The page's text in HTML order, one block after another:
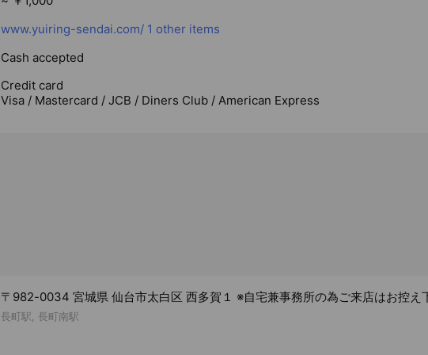
www.yuiring-sendai.com/ 1 other items
Cash accepted
Credit card
Visa / Mastercard / JCB / Diners Club / American Express
〒982-0034 宮城県 仙台市太白区 西多賀１ ※自宅兼事務所の為ご来店はお控え
長町駅, 長町南駅